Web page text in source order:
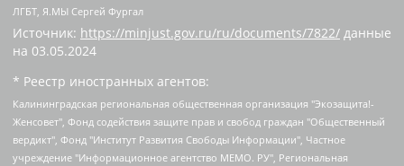
ЛГБТ, Я.МЫ Сергей Фургал
Источник: https://minjust.gov.ru/ru/documents/7822/ данные
на 03.05.2024
* Реестр иностранных агентов:
Калининградская региональная общественная организация "Экозащита!-Женсовет", Фонд содействия защите прав и свобод граждан "Общественный вердикт", Фонд "Институт Развития Свободы Информации", Частное учреждение "Информационное агентство МЕМО. РУ", Региональная общественная организация "Общественная комиссия по сохранению наследия академика Сахарова", Фонд поддержки свободы прессы, Санкт-Петербургская общественная правозащитная организация "Гражданский контроль", Межрегиональная общественная организация "Информационно-просветительский центр "Мемориал", Региональный Фонд "Центр Защиты Прав Средств Массовой Информации", с 05.12.2023 Фонд "Центр Защиты Прав Средств массовой информации", Региональная общественная благотворительная организация помощи беженцам и мигрантам "Гражданское содействие", Негосударственное образовательное учреждение дополнительного профессионального образования (повышение квалификации) специалистов "АКАДЕМИЯ ПО ПРАВАМ ЧЕЛОВЕКА", Свердловская региональная общественная организация "Сутяжник", Автономная некоммерческая организация "Центр независимых социологических исследований", Союз общественных объединений "Российский исследовательский центр по правам человека", Региональное общественное учреждение научно-информационный центр "МЕМОРИАЛ", Некоммерческая организация "Фонд защиты гласности", Автономная некоммерческая организация "Институт прав человека", Городская общественная организация "Екатеринбургское общество "МЕМОРИАЛ", Городская общественная организация "Рязанское историко-просветительское и правозащитное общество "Мемориал" (Рязанский Мемориал), Челябинский региональный орган общественной самодеятельности – женское общественное объединение "Женщины Евразии", Челябинский региональный орган общественной самодеятельности "Уральская правозащитная группа", Фонд содействия защите здоровья и социальной справедливости имени Андрея Рылькова, Автономная Некоммерческая Организация "Аналитический Центр Юрия Левады", Автономная некоммерческая организация социальной поддержки населения "Проект Апрель", Региональная общественная организация помощи женщинам и детям, находящимся в кризисной ситуации "Информационно-методический центр "Анна", Фонд содействия развитию массовых коммуникаций и правовому просвещению "Так-так-Так", Фонд содействия устойчивому развитию "Серебряная тайга", Свердловский региональный общественный фонд социальных проектов "Новое время", "Idel.Реалии", Кавказ.Реалии, Крым.Реалии, Телеканал Настоящее Время, Татаро-башкирская служба Радио Свобода (Azatliq Radiosi), Радио Свободная Европа/Радио Свобода (PCE/PC), "Сибирь.Реалии", "Фактограф", Благотворительный фонд помощи осужденным и их семьям, Автономная некоммерческая организация "Институт глобализации и социальных движений", Фонд "В защиту прав заключенных", Частное учреждение "Центр поддержки и содействия развитию средств массовой информации", Пензенский региональный общественный благотворительный фонд "Гражданский союз", "Север.Реалии", Некоммерческая организация Фонд "Правовая инициатива", Общество с ограниченной ответственностью "Радио Свободная Европа/Радио Свобода", Чешское информационное агентство "MEDIUM-ORIENT", Красноярская региональная общественная организация "Мы против СПИДа", Камалягин Денис Николаевич, Маркелов Сергей Евгеньевич, Пономарев Лев Александрович, Савицкая Людмила Алексеевна, Автономная некоммерческая организация "Центр по работе с проблемой насилия "НАСИЛИЮ.НЕТ", Межрегиональный профессиональный союз работников здравоохранения "Альянс врачей", Юридическое лицо, зарегистрированное в Латвийской Республике, SIA "Medusa Project" (регистрационный номер 40103797863, дата регистрации 10.06.2014), Некоммерческая организация "Фонд по борьбе с коррупцией", Автономная некоммерческая организация "Институт права и публичной политики", Баданин Роман Сергеевич, Гликин Максим Александрович, Железнова Мария Михайловна, Лукьянова Юлия Сергеевна, Маетная Елизавета Витальевна, Маняхин Петр Борисович, Чуракова Ольга Владимировна, Ярош Юлия Петровна, Юридическое лицо "The Insider SIA", зарегистрированное в Риге, Латвийская Республика (дата регистрации 26.06.2015), являющееся администратором доменного имени интернет-издания "The Insider SIA", https://theins.ru, Постернак Алексей Евгеньевич, Рубин Михаил Аркадьевич, Анин Роман Александрович, Юридическое лицо Istories fonds, зарегистрированное в Латвийской Республике (регистрационный номер 50008295751, дата регистрации 24.02.2020), Великовский Дмитрий Александрович, Долинина Ирина Николаевна, Мароховская Алеся Алексеевна, Шлейнов Роман Юрьевич, Шмагун Олеся Валентиновна, Общество с ограниченной ответственностью "Альтаир 2021", Общество с ограниченной ответственностью "Вега 2021", Общество с ограниченной ответственностью "Главный редактор 2021", Общество с ограниченной ответственностью "Ромашки монолит", Важенков Артем Валерьевич, Ивановская областная общественная организация "Центр гендерных исследований", Гурман Юрий Альбертович, Медиапроект "ОВД-Инфо", Егоров Владимир Владимирович, Жилинский Владимир Александрович, Общество с ограниченной ответственностью "ЗП", Иванова София Юрьевна, Карезина Инна Павловна, Кильтау Екатерина Викторовна, Петров Алексей Викторович, Пискунов Сергей Евгеньевич, Смирнов Сергей Сергеевич, Тихонов Михаил Сергеевич, Общество с ограниченной ответственностью "ЖУРНАЛИСТ-ИНОСТРАННЫЙ АГЕНТ", Арапова Галина Юрьевна, Вольтская Татьяна Анатольевна, Американская компания "Mason G.E.S. Anonymous Foundation" (США), являющаяся владельцем интернет-издания https://mnews.world/, Компания "Stichting Bellingcat", зарегистрированная в Нидерландах (дата регистрации 11.07.2018), Захаров Андрей Вячеславович, Клепиковская Екатерина Дмитриевна, Общество с ограниченной ответственностью "МЕМО", Перл Роман Александрович, Симонов Евгений Алексеевич, Соловьева Елена Анатольевна, Сотников Даниил Владимирович, Сурначева Елизавета Дмитриевна, Автономная некоммерческая организация по защите прав человека и информированию населения "Якутия – Наше Мнение", Общество с ограниченной ответственностью "Москоу диджитал медиа", с 26.01.2023 Общество с ограниченной ответственностью "Чайка Белые сады", Ветошкина Валерия Валерьевна, Заговора Максим Александрович, Межрегиональное общественное движение "Российская ЛГБТ - сеть", Оленичев Максим Владимирович, Павлов Иван Юрьевич, Скворцова Елена Сергеевна, Общество с ограниченной ответственностью "Как бы инагент", Кочетков Игорь Викторович, Общество с ограниченной ответственностью "Честные выборы", Еланчик Олег Александрович, Общество с ограниченной ответственностью "Нобелевский призыв", Гималова Регина Эмилевна, Григорьев Андрей Валерьевич, Григорьева Алина Александровна, Ассоциация по содействию защите прав призывников, альтернативнослужащих и военнослужащих "Правозащитная группа "Гражданин.Армия.Право", Хисамова Регина Фаритовна, Автономная некоммерческая организация по реализации социально-правовых программ "Лилит", Дальневосточное общественное движение "Маяк", Санкт-Петербургская ЛГБТ-инициативная группа "Выход", Инициативная группа ЛГБТ+ "Реверс", Алексеев Андрей Викторович, Бекбулатова Таисия Львовна, Беляев Иван Михайлович, Владыкина Елена Сергеевна, Гельман Марат Александрович, Никульшина Вероника Юрьевна, Толоконникова Надежда Андреевна, Шендерович Виктор Анатольевич, Общество с ограниченной ответственностью "Данное сообщение", Общество с ограниченной ответственностью Издательский дом "Новая глава", Айнбиндер Александра Александровна, Московский комьюнити-центр для ЛГБТ+инициатив, Благотворительный фонд развития филантропии, Deutsche Welle (Германия, Kurt-Schumacher-Strasse 3, 53113 Bonn), Борзунова Мария Михайловна, Воробьев Виктор Викторович, Голубева Анна Львовна, Константинова Алла Михайловна, Малкова Ирина Владимировна, Мурадов Мурад Абдулгалимович, Осетинская Елизавета Николаевна, Понасенков Евгений Николаевич, Ганапольский Матвей Юрьевич, Киселев Евгений Алексеевич, Борухович Ирина Григорьевна, Дремин Иван Тимофеевич, Дубровский Дмитрий Викторович, Красноярская региональная общественная организация поддержки и развития альтернативных образовательных технологий и межкультурных коммуникаций "ИНТЕРРА", Маяковская Екатерина Алексеевна, Фейгин Марк Захарович, Филимонов Андрей Викторович, Дзугкоева Регина Николаевна, Доброхотов Роман Александрович, Дудь Юрий Александрович, Елкин Сергей Владимирович, Кругликов Кирилл Игоревич, Сабунаева Мария Леонидовна, Семенов Алексей Владимирович, Шаинян Карен Багратович, Шульман Екатерина Михайловна, Асафьев Артур Валерьевич, Вахштайн Виктор Семенович, Венедиктов Алексей Алексеевич, Лушникова Екатерина Евгеньевна, Волков Леонид Михайлович, Невзоров Александр Глебович, Пархоменко Сергей Борисович, Сироткин Ярослав Николаевич, Кара-Мурза Владимир Владимирович, Баранова Наталья Владимировна, Гозман Леонид Яковлевич, Кагарлицкий Борис Юльевич, Климарев Михаил Валерьевич, Милов Владимир Станиславович, Автономная некоммерческая организация Краснодарский центр современного искусства "Типография", Моргенштерн Алишер Тагирович, Соболь Любовь Эдуардовна, Общество с ограниченной ответственностью "ЛИЗА НОРМ", Каспаров Гарри Кимович, Ходорковский Михаил Борисович, Общество с ограниченной ответственностью "Апрельские тезисы", Данилович Ирина Брониславовна, Кашин Олег Владимирович, Петров Николай Владимирович, Пивоваров Алексей Владимирович, Соколов Михаил Владимирович, Цветкова Юлия Владимировна, Чичваркин Евгений Александрович, Комитет против пыток/Команда против пыток, Общество с ограниченной ответственностью "Первый научный", Общество с ограниченной ответственностью "Вертолет и ко", Белоцерковская Вероника Борисовна, Кац Максим Евгеньевич, Лазарева Татьяна Юрьевна, Шаведдинов Руслан Табризович, Яшин Илья Валерьевич, Общество с ограниченной ответственностью "Иноагент ААВ", Алешковский Дмитрий Петрович, Альбац Евгения Марковна, Быков Дмитрий Львович, Галямина Юлия Евгеньевна, Лойко Сергей Леонидович, Мартынов Кирилл Константинович, Медведев Сергей Александрович, Крашенинников Федор Геннадиевич, Гордеева Катерина Вл